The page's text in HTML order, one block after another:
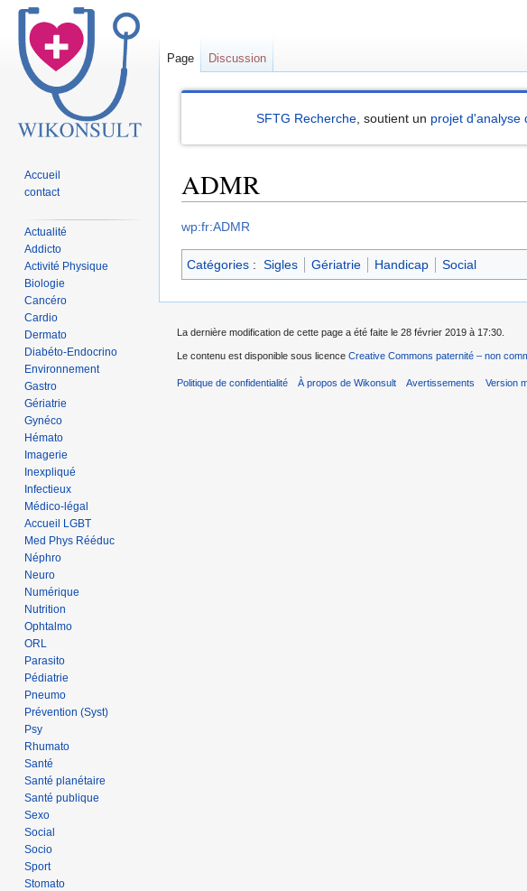
SFTG Recherche , soutient un projet d'analyse
ADMR
Sauter
à
la
Sauter
à
la
wp:fr:ADMR
Catégories : Sigles Gériatrie Handicap Social
Page Discussion
Accueil
contact
Actualité
Addicto
Activité Physique
Biologie
Cancéro
Cardio
Dermato
Diabéto-Endocrino
Environnement
Gastro
Gériatrie
Gynéco
Hémato
Imagerie
Inexpliqué
Infectieux
Médico-légal
Accueil LGBT
Med Phys Rééduc
Néphro
Neuro
Numérique
Nutrition
Ophtalmo
ORL
Parasito
Pédiatrie
Pneumo
Prévention (Syst)
Psy
Rhumato
Santé
Santé planétaire
Santé publique
Sexo
Social
Socio
Sport
Stomato
La dernière modification de cette page a été faite le 28 février 2019 à 17:30.
Le contenu est disponible sous licence Creative Commons paternité – non
Politique de confidentialité À propos de Wikonsult Avertissements Version